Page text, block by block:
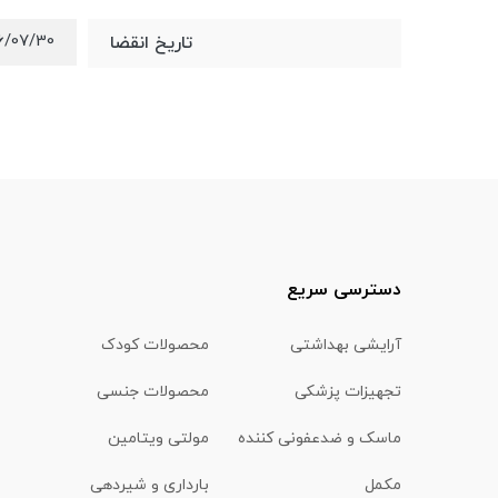
تاریخ انقضا 07/30
دسترسی سریع
آرایشی بهداشتی محصولات کودک
تجهیزات پزشکی محصولات جنسی
ماسک و ضدعفونی کننده مولتی ویتامین
مکمل بارداری و شیردهی